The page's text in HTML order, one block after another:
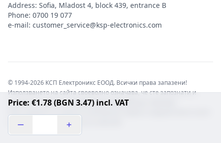
Price: €1.78 (BGN 3.47) incl. VAT
Address: Sofia, Mladost 4, block 439, entrance B
Phone: 0700 19 077
e-mail: customer_service@ksp-electronics.com
© 1994-2026 КСП Електроникс ЕООД. Всички права запазени!
Използването на сайта своеволно означава, че сте запознати и
съгласни с правната информация обвързваща софтуера.
отговорност с цялата сила на закона!b